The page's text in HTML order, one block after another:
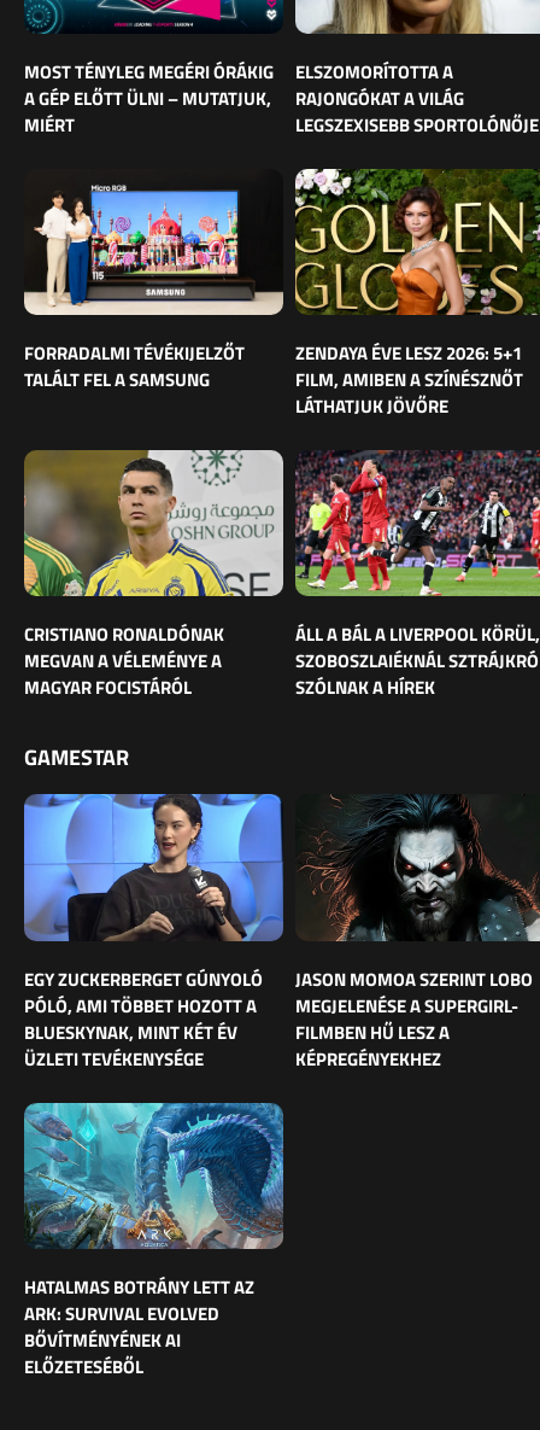
MOST TÉNYLEG MEGÉRI ÓRÁKIG
A GÉP ELŐTT ÜLNI – MUTATJUK,
MIÉRT
ELSZOMORÍTOTTA A
RAJONGÓKAT A VILÁG
LEGSZEXISEBB SPORTOLÓNŐJE
FORRADALMI TÉVÉKIJELZŐT
TALÁLT FEL A SAMSUNG
ZENDAYA ÉVE LESZ 2026: 5+1
FILM, AMIBEN A SZÍNÉSZNŐT
LÁTHATJUK JÖVŐRE
CRISTIANO RONALDÓNAK
MEGVAN A VÉLEMÉNYE A
MAGYAR FOCISTÁRÓL
ÁLL A BÁL A LIVERPOOL KÖRÜL,
SZOBOSZLAIÉKNÁL
SZÓLNAK A HÍREK
GAMESTAR
EGY ZUCKERBERGET GÚNYOLÓ
PÓLÓ, AMI TÖBBET HOZOTT A
BLUESKYNAK, MINT KÉT ÉV
ÜZLETI TEVÉKENYSÉGE
JASON MOMOA SZERINT LOBO
MEGJELENÉSE A SUPERGIRL-
FILMBEN HŰ LESZ A
KÉPREGÉNYEKHEZ
HATALMAS BOTRÁNY LETT AZ
ARK: SURVIVAL EVOLVED
BŐVÍTMÉNYÉNEK AI
ELŐZETESÉBŐL